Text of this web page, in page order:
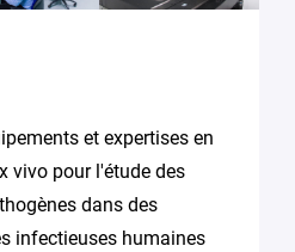
et expertises en
vivo pour l'étude des
dans des
infectieuses humaines